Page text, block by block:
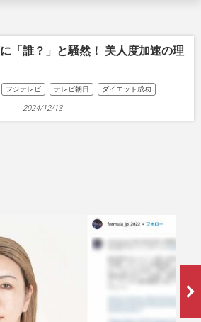
「誰？」と騒然！ 美人度加速の理
フジテレビ テレビ朝日 ダイエット成功
2024/12/13